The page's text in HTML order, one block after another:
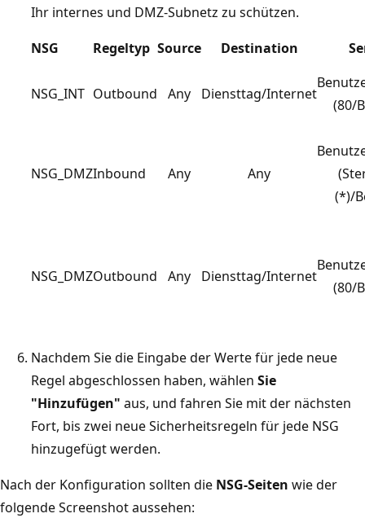
Ihr internes und DMZ-Subnetz zu schützen.
NSG
Regeltyp Source Destination
NSG_INT Outbound Any Diensttag/Internet
(80/
NSG_DMZInbound Any Any
(*)/
NSG_DMZOutbound Any Diensttag/Internet
(80/
Nachdem Sie die Eingabe der Werte für jede neue
Regel abgeschlossen haben, wählen Sie
"Hinzufügen" aus, und fahren Sie mit der nächsten
Fort, bis zwei neue Sicherheitsregeln für jede NSG
hinzugefügt werden.
Nach der Konfiguration sollten die NSG-Seiten wie der
folgende Screenshot aussehen: